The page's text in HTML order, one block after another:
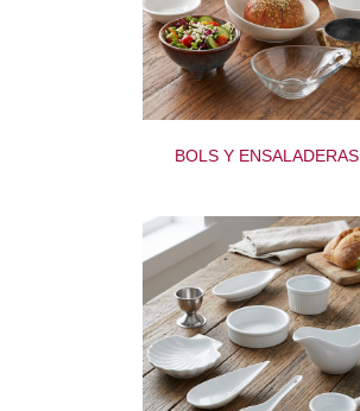
BOLS Y ENSALADERAS